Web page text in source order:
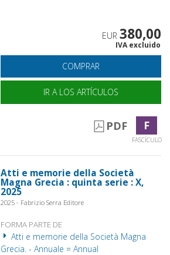
EUR 380,00
IVA excluido
COMPRAR
IR A LOS ARTÍCULOS
PDF F
FASCÍCULO
Atti e memorie della Società
Magna Grecia : quinta serie : X,
2025
2025 - Fabrizio Serra Editore
FORMA PARTE DE
Atti e memorie della Società Magna
Grecia. - Annuale = Annual